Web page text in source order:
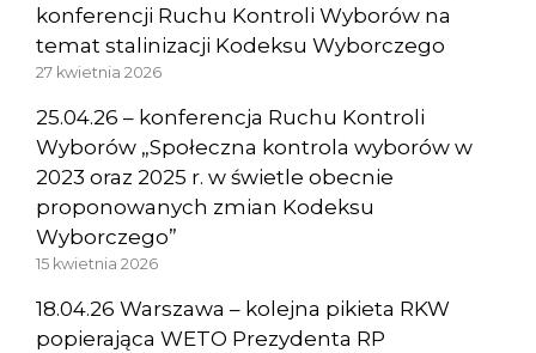
konferencji Ruchu Kontroli Wyborów na
temat stalinizacji Kodeksu Wyborczego
27 kwietnia 2026
25.04.26 – konferencja Ruchu Kontroli
Wyborów „Społeczna kontrola wyborów w
2023 oraz 2025 r. w świetle obecnie
proponowanych zmian Kodeksu
Wyborczego”
15 kwietnia 2026
18.04.26 Warszawa – kolejna pikieta RKW
popierająca WETO Prezydenta RP